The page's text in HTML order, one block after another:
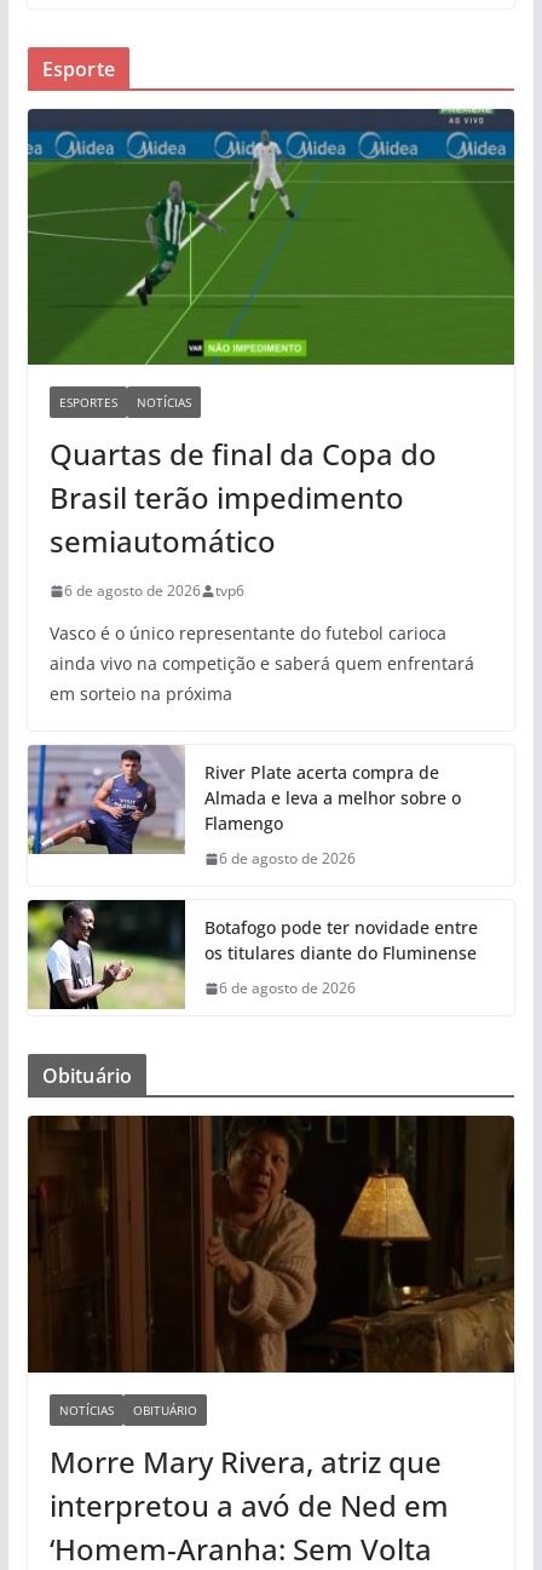
Esporte
ESPORTES NOTÍCIAS
Quartas de final da Copa do
Brasil terão impedimento
semiautomático
6 de agosto de 2026 tvp6
Vasco é o único representante do futebol carioca
ainda vivo na competição e saberá quem enfrentará
em sorteio na próxima
River Plate acerta compra de
Almada e leva a melhor sobre o
Flamengo
6 de agosto de 2026
Botafogo pode ter novidade entre
os titulares diante do Fluminense
6 de agosto de 2026
Obituário
NOTÍCIAS OBITUÁRIO
Morre Mary Rivera, atriz que
interpretou a avó de Ned em
‘Homem-Aranha: Sem Volta